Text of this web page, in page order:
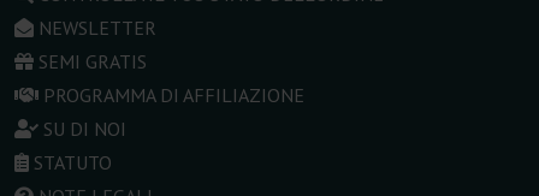
NEWSLETTER
SEMI GRATIS
PROGRAMMA DI AFFILIAZIONE
SU DI NOI
STATUTO